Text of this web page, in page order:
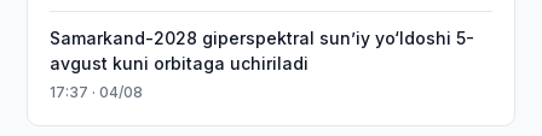
Samarkand-2028 giperspektral sun’iy yo‘ldoshi 5-
avgust kuni orbitaga uchiriladi
17:37 · 04/08